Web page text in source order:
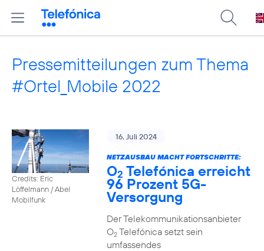
Pressemitteilungen zum Thema
#Ortel_Mobile 2022
Credits: Eric
Löffelmann / Abel
Mobilfunk
16. Juli 2024
NETZAUSBAU MACHT FORTSCHRITTE:
O2 Telefónica erreicht
96 Prozent 5G-
Versorgung
Der Telekommunikationsanbieter
O2Telefónica setzt sein
umfassendes